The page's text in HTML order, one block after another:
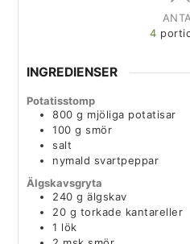
4
INGREDIENSER
Potatisstomp
800 g mjöliga potatisar
100 g smör
salt
nymald svartpeppar
Älgskavsgryta
240 g älgskav
20 g torkade kantareller
1 lök